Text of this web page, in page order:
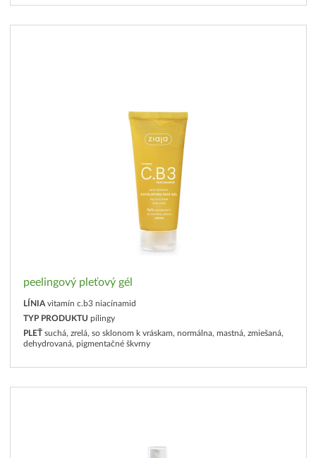
peelingový pleťový gél
LÍNIA vitamín c.b3 niacínamid
TYP PRODUKTU pílingy
PLEŤ suchá, zrelá, so sklonom k vráskam, normálna, mastná, zmiešaná,
dehydrovaná, pigmentačné škvrny